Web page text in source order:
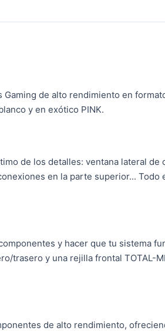
de alto rendimiento en
y en exótico PINK.
de los detalles: ventana lateral de
en la parte superior...
y hacer que tu sistema
trasero y una rejilla frontal TOTAL-
de alto rendimiento,